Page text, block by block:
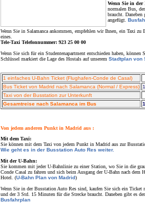
Wenn Sie in der
normalen Bus,
braucht.
angefügt.
Wenn Sie in Salamanca ankommen, empfehlen wir Ihnen, ein Taxi
eines.
Tele-Taxi Telefonnummer: 923 25 00 00
Wenn Sie sich für ein Studentenapartment entschieden haben,
Schlüssel markiert die Lage des Hostals auf unserem Stadtplan von
1 einfaches U-Bahn Ticket (Flughafen-Conde de Casal)
Bus Ticket von Madrid nach Salamanca (Normal / Express)
Taxi von der Busstation zur Unterkunft
Gesamtreise nach Salamanca im Bus
Von jedem anderen Punkt in Madrid aus :
Mit dem Taxi:
Sie können mit dem Taxi von jedem Punkt in Madrid aus zur
Wie geht es in der Busstation Auto Res weiter.
Mit der U-Bahn:
Sie kommen mit jeder U-Bahnlinie zu einer Station, wo Sie in die
Conde Casal zu fahren und sich beim Ausgang der U-Bahn nach
Hotel. (U-Bahn Plan von Madrid)
Wenn Sie in der Busstation Auto Res sind, kaufen Sie sich ein Ticket
und der 3 Std. 15 Minuten für die Strecke braucht. Daneben gibt es
Busfahrplan